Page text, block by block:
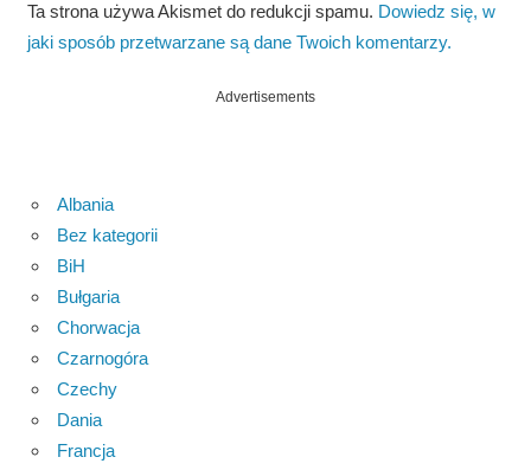
Ta strona używa Akismet do redukcji spamu. Dowiedz się, w
jaki sposób przetwarzane są dane Twoich komentarzy.
Advertisements
Albania
Bez kategorii
BiH
Bułgaria
Chorwacja
Czarnogóra
Czechy
Dania
Francja